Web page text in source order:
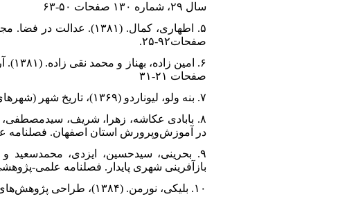
سال ۲۹، شماره ۱۳۰ صفحات ۵۰-۶۳
۵. اطهاری، کمال.
صفحات‌۹۲-۲۵.
صفحات ۲۱-۳۱
۷. بنه ولو، لیوناردو (۱۳۶۹)، تاریخ شهر (شهرهاي اسلامی و اروپایی در قرون‌وسطی)، ترجمه پروانه موحد، تهران، مرکز نشر دانشگاهی
در آموزش‌وپرورش استان اصفهان. فصلنامه
بازآفرینی شهری پایدار. فصلنامه علمی-پژوهشی
۱۰. بلیکی، نورمن. (۱۳۸۴)، طراحی پژوهش‌های اجتماعی، ترجمه: حسن چاوشیان، تهران: نی.